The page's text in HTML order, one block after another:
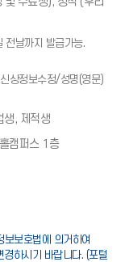
전날까지 발급가능.
상정보수정/성명(영문)
생, 제적생
캠퍼스 1층
보호법에 의거하여
하시기 바랍니다. (포털